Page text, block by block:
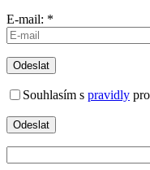
E-mail: *
Souhlasím s pravidly